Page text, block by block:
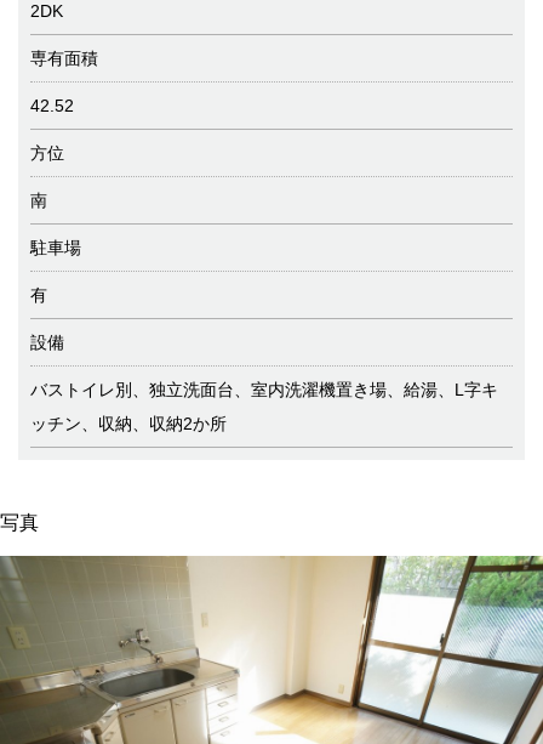
2DK
専有面積
42.52
方位
南
駐車場
有
設備
バストイレ別、独立洗面台、室内洗濯機置き場、給湯、L字キ
ッチン、収納、収納2か所
写真